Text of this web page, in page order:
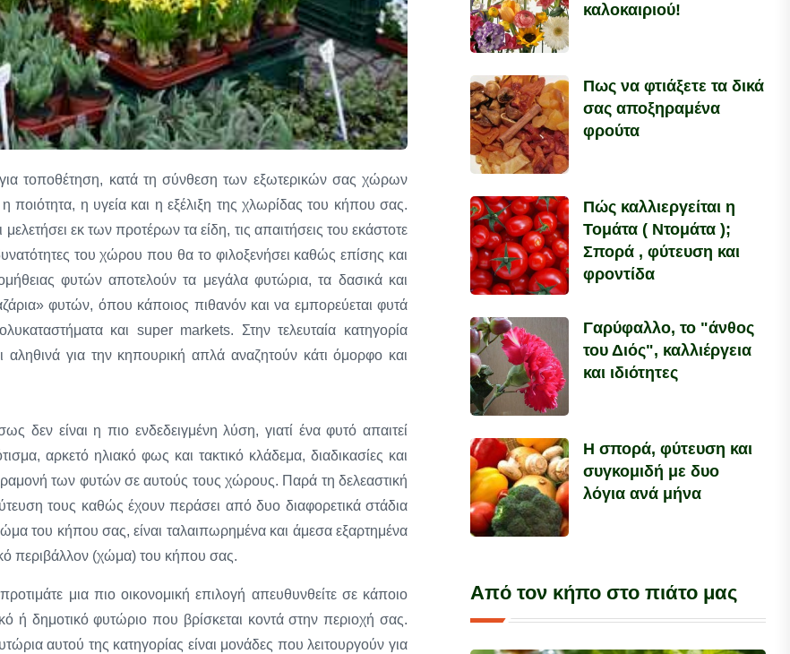
τοποθέτηση, κατά τη σύνθεση των εξωτερικών σας χώρων
ποιότητα, η υγεία και η εξέλιξη της χλωρίδας του κήπου σας.
εκ των προτέρων τα είδη, τις απαιτήσεις του εκάστοτε
του χώρου που θα το φιλοξενήσει καθώς επίσης και
φυτών αποτελούν τα μεγάλα φυτώρια, τα δασικά και
φυτών, όπου κάποιος πιθανόν και να εμπορεύεται φυτά
και super markets. Στην τελευταία κατηγορία
για την κηπουρική απλά αναζητούν κάτι όμορφο και
είναι η πιο ενδεδειγμένη λύση, γιατί ένα φυτό απαιτεί
αρκετό ηλιακό φως και τακτικό κλάδεμα, διαδικασίες και
των φυτών σε αυτούς τους χώρους. Παρά τη δελεαστική
τους καθώς έχουν περάσει από δυο διαφορετικά στάδια
του κήπου σας, είναι ταλαιπωρημένα και άμεσα εξαρτημένα
περιβάλλον (χώμα) του κήπου σας.
μια πιο οικονομική επιλογή απευθυνθείτε σε κάποιο
ή δημοτικό φυτώριο που βρίσκεται κοντά στην περιοχή σας.
αυτού της κατηγορίας είναι μονάδες που λειτουργούν για
καλοκαιριού!
Πως να φτιάξετε τα δικά
σας αποξηραμένα
φρούτα
Πώς καλλιεργείται η
Τομάτα ( Ντομάτα );
Σπορά , φύτευση και
φροντίδα
Γαρύφαλλο, το "άνθος
του Διός", καλλιέργεια
και ιδιότητες
Η σπορά, φύτευση και
συγκομιδή με δυο
λόγια ανά μήνα
Από τον κήπο στο πιάτο μας